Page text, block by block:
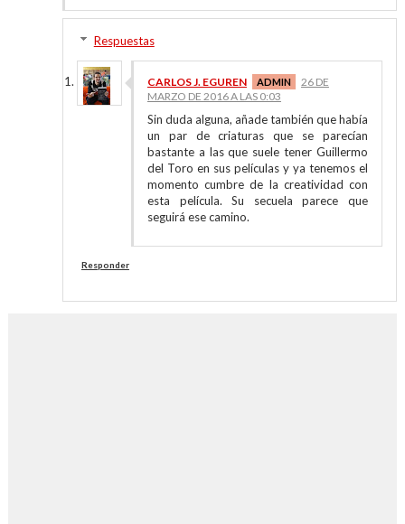
Respuestas
CARLOS J. EGUREN
26 DE
MARZO DE 2016 A LAS 0:03
Sin duda alguna, añade también que había
un par de criaturas que se parecían
bastante a las que suele tener Guillermo
del Toro en sus películas y ya tenemos el
momento cumbre de la creatividad con
esta película. Su secuela parece que
seguirá ese camino.
Responder